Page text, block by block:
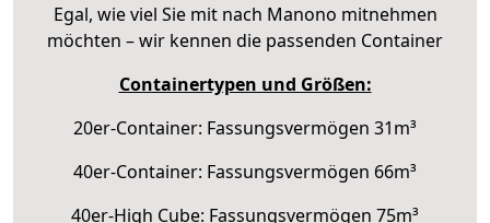
Egal, wie viel Sie mit nach Manono mitnehmen
möchten – wir kennen die passenden Container
Containertypen und Größen:
20er-Container: Fassungsvermögen 31m³
40er-Container: Fassungsvermögen 66m³
40er-High Cube: Fassungsvermögen 75m³